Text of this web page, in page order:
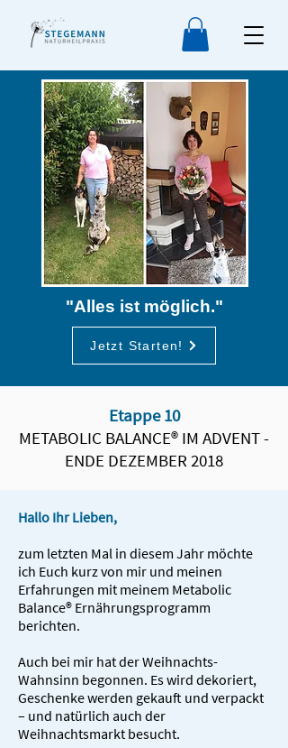
"Alles ist möglich."
Jetzt Starten!
Etappe 10
METABOLIC BALANCE® IM ADVENT -
ENDE DEZEMBER 2018
Hallo Ihr Lieben,
zum letzten Mal in diesem Jahr möchte
ich Euch kurz von mir und meinen
Erfahrungen mit meinem Metabolic
Balance® Ernährungsprogramm
berichten.
Auch bei mir hat der Weihnachts-
Wahnsinn begonnen. Es wird dekoriert,
Geschenke werden gekauft und verpackt
– und natürlich auch der
Weihnachtsmarkt besucht.